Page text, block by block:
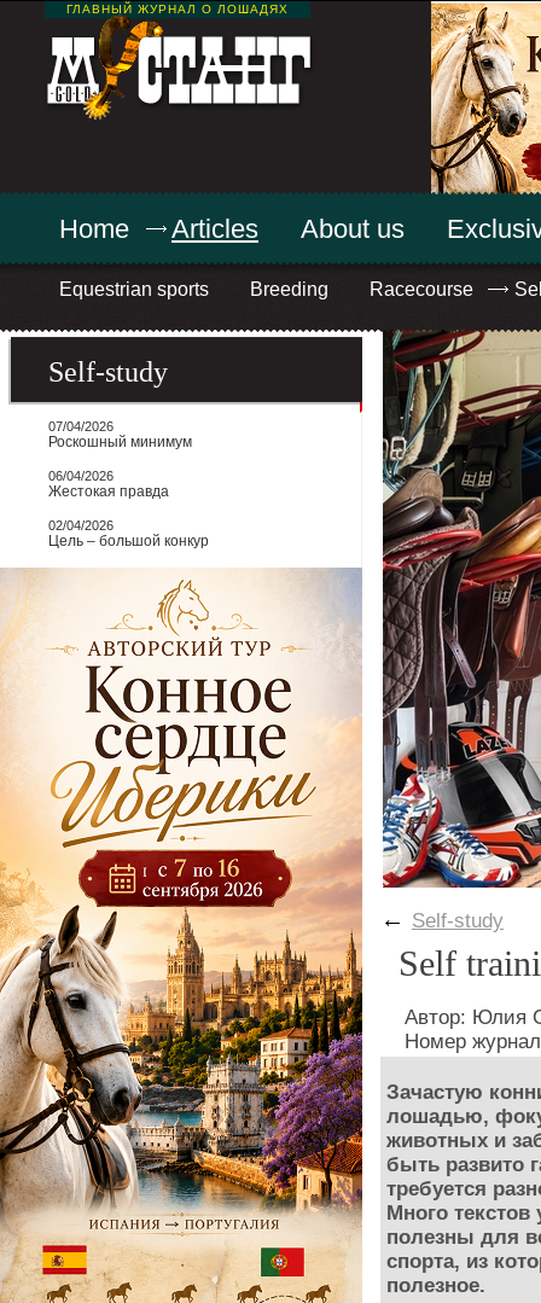
ГЛАВНЫЙ ЖУРНАЛ О ЛОШАДЯХ
Home Articles
Equestrian sports Breeding Racecourse
About us
Self-study
07/04/2026
Роскошный минимум
06/04/2026
Жестокая правда
02/04/2026
Цель – большой конкур
← Self-study
Self
Автор: Юлия
Номер
Зачастую
лошадью,
животных и
быть развито
требуется
Много текстов
полезны для
спорта, из
полезное.